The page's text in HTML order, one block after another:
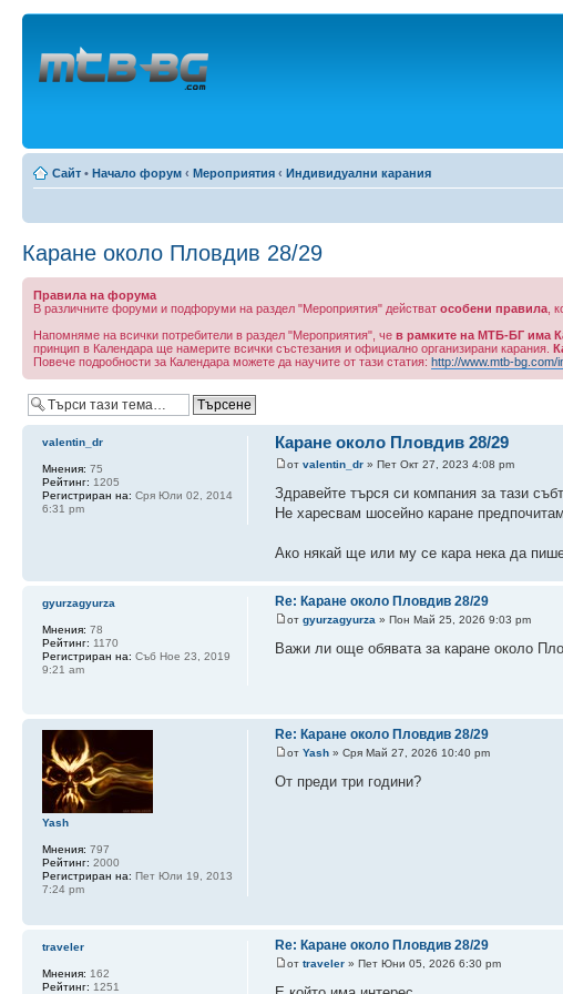
Сайт • Начало форум ‹ Мероприятия ‹ Индивидуални карания
Каране около Пловдив 28/29
Правила на форума
В различните форуми и подфоруми на раздел "Мероприятия" действат особени правила ,
Напомняме на всички потребители в раздел "Мероприятия", че в рамките на МТБ-БГ има
принцип в Календара ще намерите всички състезания и официално организирани карания.
Повече подробности за Календара можете да научите от тази статия: http://www.mtb-bg.com/
Каране около Пловдив 28/29
отvalentin_dr » Пет Окт 27, 2023 4:08 pm
Здравейте търся си компания за тази
Не харесвам шосейно каране
Ако някай ще или му се кара нека да
valentin_dr
Мнения: 75
Рейтинг: 1205
Регистриран на: Сря Юли 02, 2014
6:31 pm
Re: Каране около Пловдив 28/29
отgyurzagyurza » Пон Май 25, 2026 9:03 pm
Важи ли още обявата за каране около
gyurzagyurza
Мнения: 78
Рейтинг: 1170
Регистриран на: Съб Ное 23, 2019
9:21 am
Re: Каране около Пловдив 28/29
отYash » Сря Май 27, 2026 10:40 pm
От преди три години?
Yash
Мнения: 797
Рейтинг: 2000
Регистриран на: Пет Юли 19, 2013
7:24 pm
Re: Каране около Пловдив 28/29
отtraveler » Пет Юни 05, 2026 6:30 pm
traveler
Мнения: 162
Рейтинг: 1251